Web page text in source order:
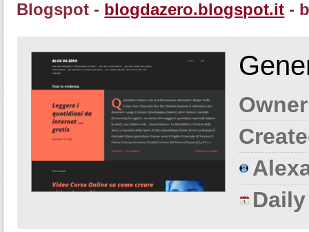
Blogspot - blogdazero.blogspot.it -